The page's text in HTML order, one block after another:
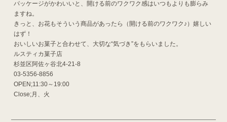
パッケージがかわいいと、開ける前のワクワク感はいつもよりも膨らみ
ますね。
きっと、お花もそういう商品があったら（開ける前のワクワク♪）嬉しい
はず！
おいしいお菓子と合わせて、大切な“気づき”をもらいました。
ルスティカ菓子店
杉並区阿佐ヶ谷北4-21-8
03-5356-8856
OPEN;11:30～19:00
Close;月、火